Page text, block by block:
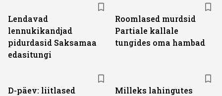
Lendavad
lennukikandjad
pidurdasid Saksamaa
edasitungi
Roomlased murdsid
Partiale kallale
tungides oma hambad
D-päev: liitlased
Milleks lahingutes